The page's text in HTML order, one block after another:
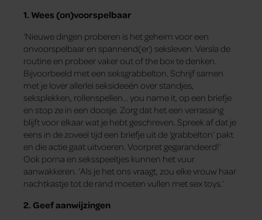
1. Wees (on)voorspelbaar
‘Nieuwe dingen proberen is het geheim voor een
onvoorspelbaar en spannend(er) seksleven. Versla de
routine en probeer vaker out of the box te denken.
Bijvoorbeeld met een seksgrabbelton. Schrijf samen
met je lover allerlei seksideeën over standjes,
seksplekken, rollenspellen… you name it, op een briefje
en stop ze in een doosje. Zorg dat het een verrassing
blijft voor elkaar wat je hebt geschreven. Spreek af dat je
eens in de zoveel tijd een briefje uit de ‘grabbelton’ pakt
en die actie gaat uitvoeren. Voorpret gegarandeerd!’
Ook porna en seksspeeltjes kunnen het vuur
aanwakkeren. ‘Als je het ons vraagt, zou elke vrouw haar
nachtkastje tot de rand moeten vullen met sex toys.’
2. Geef aanwijzingen